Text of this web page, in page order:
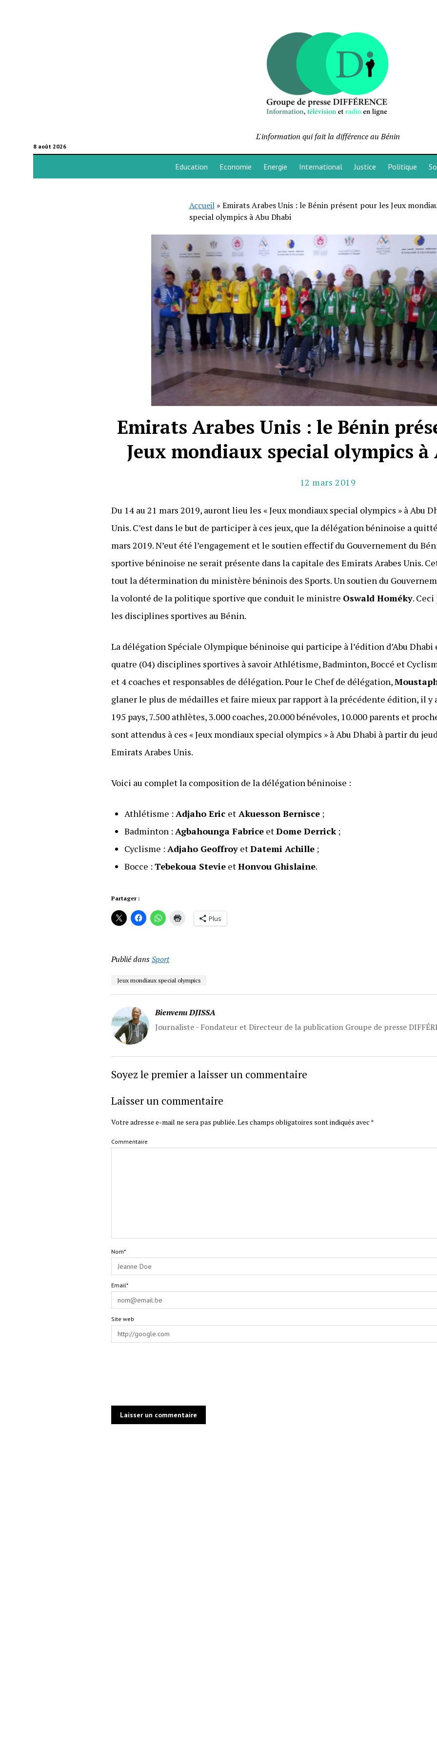
8 août 2026
L'information qui fait la différence au Bénin
Education Economie Energie International Justice Politique
Accueil» Emirats Arabes Unis : le Bénin présent pour les Jeux
special olympics à Abu Dhabi
Emirats Arabes Unis : le Bénin
Jeux mondiaux special olympics à
12 mars 2019
Du 14 au 21 mars 2019, auront lieu les « Jeux mondiaux special olympics » à Abu
Unis. C’est dans le but de participer à ces jeux, que la délégation béninoise a
mars 2019. N’eut été l’engagement et le soutien effectif du Gouvernement du
sportive béninoise ne serait présente dans la capitale des Emirats Arabes Unis.
tout la détermination du ministère béninois des Sports. Un soutien du
la volonté de la politique sportive que conduit le ministre Oswald Homéky.
les disciplines sportives au Bénin.
La délégation Spéciale Olympique béninoise qui participe à l’édition d’Abu
quatre (04) disciplines sportives à savoir Athlétisme, Badminton, Boccé et
et 4 coaches et responsables de délégation. Pour le Chef de délégation,
glaner le plus de médailles et faire mieux par rapport à la précédente édition, il y
195 pays, 7.500 athlètes, 3.000 coaches, 20.000 bénévoles, 10.000 parents et
sont attendus à ces « Jeux mondiaux special olympics » à Abu Dhabi à partir du
Emirats Arabes Unis.
Voici au complet la composition de la délégation béninoise :
Athlétisme : Adjaho Eric et Akuesson Bernisce ;
Badminton : Agbahounga Fabrice etDome Derrick ;
Cyclisme : Adjaho Geoffroy etDatemi Achille ;
Bocce :Tebekoua Stevie etHonvou Ghislaine.
Partager :
Plus
Publié dansSport
Jeux mondiaux special olympics
Bienvenu DJISSA
Journaliste - Fondateur et Directeur de la publication Groupe de presse
Soyez le premier a laisser un commentaire
Laisser un commentaire
Votre adresse e-mail ne sera pas publiée.Les champs obligatoires sont indiqués avec *
Commentaire
Nom*
Email*
Site web